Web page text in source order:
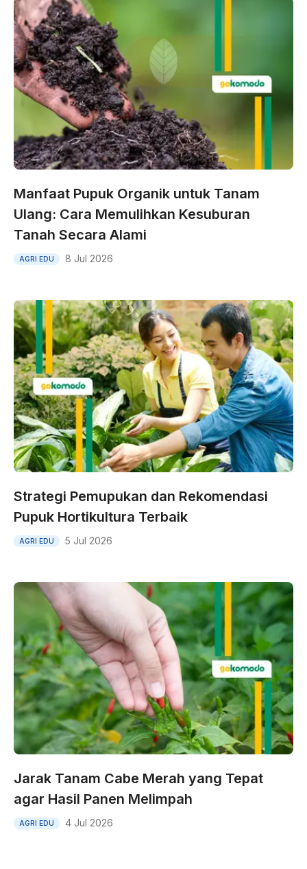
Manfaat Pupuk Organik untuk Tanam
Ulang: Cara Memulihkan Kesuburan
Tanah Secara Alami
AGRI EDU 8 Jul 2026
Strategi Pemupukan dan Rekomendasi
Pupuk Hortikultura Terbaik
AGRI EDU 5 Jul 2026
Jarak Tanam Cabe Merah yang Tepat
agar Hasil Panen Melimpah
AGRI EDU 4 Jul 2026